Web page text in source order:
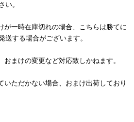
い。
が一時在庫切れの場合、こちらは勝てに
送する場合がございます。
まけの変更など対応致しかねます。
いただかない場合、おまけ出荷しており